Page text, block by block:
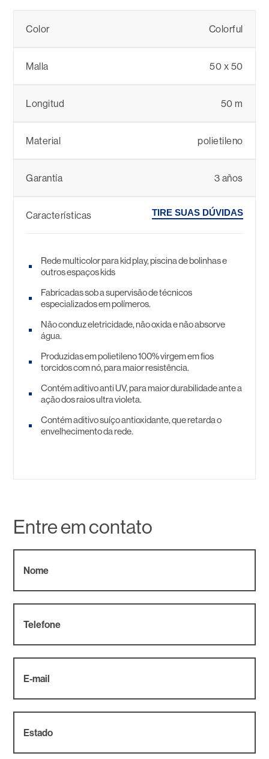
Color Colorful
Malla 50 x 50
Longitud 50 m
Material polietileno
Garantía 3 años
Características TIRE SUAS DÚVIDAS
Rede multicolor para kid play, piscina de bolinhas e
outros espaços kids
Fabricadas sob a supervisão de técnicos
especializados em polímeros.
Não conduz eletricidade, não oxida e não absorve
água.
Produzidas em polietileno 100% virgem em fios
torcidos com nó, para maior resistência.
Contém aditivo anti UV, para maior durabilidade ante a
ação dos raios ultra violeta.
Contém aditivo suíço antioxidante, que retarda o
envelhecimento da rede.
Entre em contato